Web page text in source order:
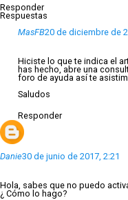
Responder
Respuestas
MasFB20 de diciembre de
Hiciste lo que te indica el
has hecho, abre una
foro de ayuda así te
Saludos
Responder
Danie30 de junio de 2017, 2:21
Hola, sabes que no puedo
¿ Cómo lo hago?